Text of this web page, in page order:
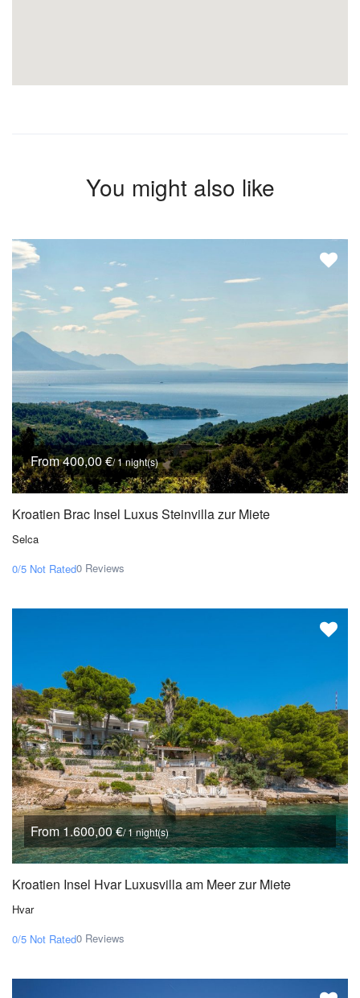
You might also like
From 400,00 €/ 1 night(s)
Kroatien Brac Insel Luxus Steinvilla zur Miete
Selca
0/5 Not Rated0 Reviews
From 1.600,00 €/ 1 night(s)
Kroatien Insel Hvar Luxusvilla am Meer zur Miete
Hvar
0/5 Not Rated0 Reviews